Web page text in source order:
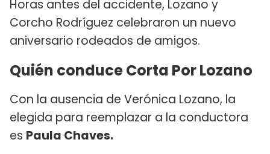
Horas antes del accidente, Lozano y
Corcho Rodríguez celebraron un nuevo
aniversario rodeados de amigos.
Quién conduce Corta Por Lozano
Con la ausencia de Verónica Lozano, la
elegida para reemplazar a la conductora
es Paula Chaves.